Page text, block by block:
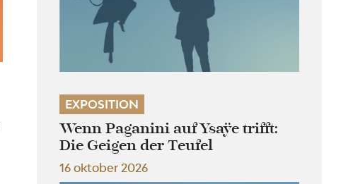
EXPOSITION
Wenn Paganini auf Ysaÿe trifft:
Die Geigen der Teufel
16 oktober 2026